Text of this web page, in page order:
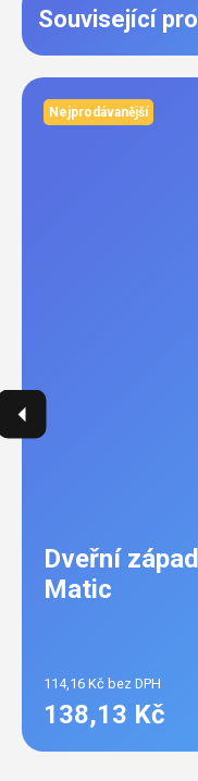
Související
Nejprodávanější
Dveřní
Matic
114,16 Kč bez DPH
138,13 Kč